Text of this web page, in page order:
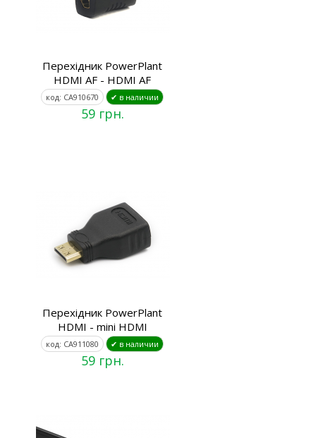
Перехідник PowerPlant
HDMI AF - HDMI AF
код: CA910670 ✔ в наличии
59 грн.
Перехідник PowerPlant
HDMI - mini HDMI
код: CA911080 ✔ в наличии
59 грн.